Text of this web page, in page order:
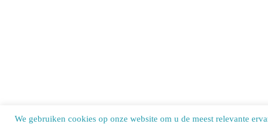
We gebruiken cookies op onze website om u de meest relevante